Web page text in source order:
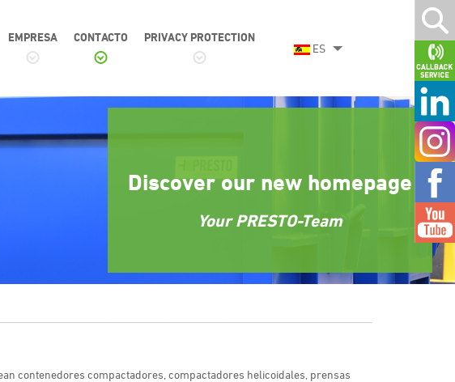
EMPRESA
CONTACTO
PRIVACY PROTECTION
ES
Discover our new homepage
Your PRESTO-Team
contenedores compactadores, compactadores helicoidales, prensas